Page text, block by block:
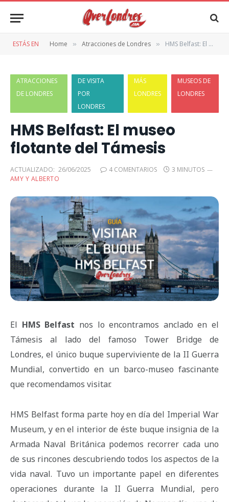
ESTÁS EN Home » Atracciones de Londres » HMS Belfast: El museo flotante del Támesis
ATRACCIONES
DE LONDRES
DE VISITA
POR
LONDRES
MÁS
LONDRES
MUSEOS DE
LONDRES
HMS Belfast: El museo
flotante del Támesis
ACTUALIZADO: 26/06/2025 4 COMENTARIOS
3 MINUTOS
AMY Y ALBERTO
El HMS Belfast nos lo encontramos anclado en el
Támesis al lado del famoso Tower Bridge de
Londres, el único buque superviviente de la II Guerra
Mundial, convertido en un barco-museo fascinante
que recomendamos visitar.
HMS Belfast forma parte hoy en día del Imperial War
Museum, y en el interior de éste buque insignia de la
Armada Naval Británica podemos recorrer cada uno
de sus rincones descubriendo todos los aspectos de la
vida naval. Tuvo un importante papel en diferentes
operaciones durante la II Guerra Mundial, pero